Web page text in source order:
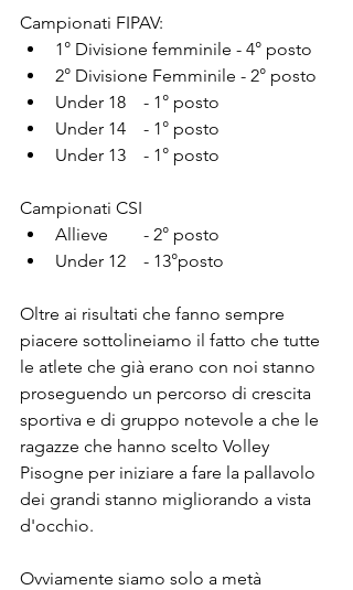
Campionati FIPAV:
1° Divisione femminile - 4° posto
2° Divisione Femminile - 2° posto
Under 18	- 1° posto
Under 14	- 1° posto
Under 13	- 1° posto
Campionati CSI
Allieve 	- 2° posto
Under 12 	- 13°posto
Oltre ai risultati che fanno sempre
piacere sottolineiamo il fatto che tutte
le atlete che già erano con noi stanno
proseguendo un percorso di crescita
sportiva e di gruppo notevole a che le
ragazze che hanno scelto Volley
Pisogne per iniziare a fare la pallavolo
dei grandi stanno migliorando a vista
d'occhio.
Ovviamente siamo solo a metà